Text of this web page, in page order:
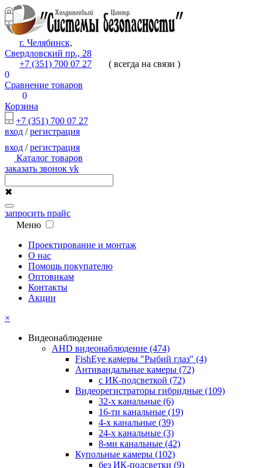
г. Челябинск,
Свердловский пр., 28
+7 (351) 700 07 27
( всегда на связи )
0
Сравнение товаров
0
Корзина
+7 (351) 700 07 27
вход /регистрация
вход /регистрация
Каталог товаров
заказать звонок vk
✖
запросить прайс
Меню
Проектирование и монтаж
О нас
Помощь покупателю
Оптовикам
Контакты
Акции
×
Видеонаблюдение
AHD видеонаблюдение (474)
FishEye камеры "Рыбий глаз" (4)
Антивандальные камеры (72)
с ИК-подсветкой (72)
Видеорегистраторы гибридные (109)
32-х канальные (6)
16-ти канальные (19)
4-х канальные (39)
24-х канальные (3)
8-ми канальные (42)
Купольные камеры (102)
без ИК-подсветки (9)